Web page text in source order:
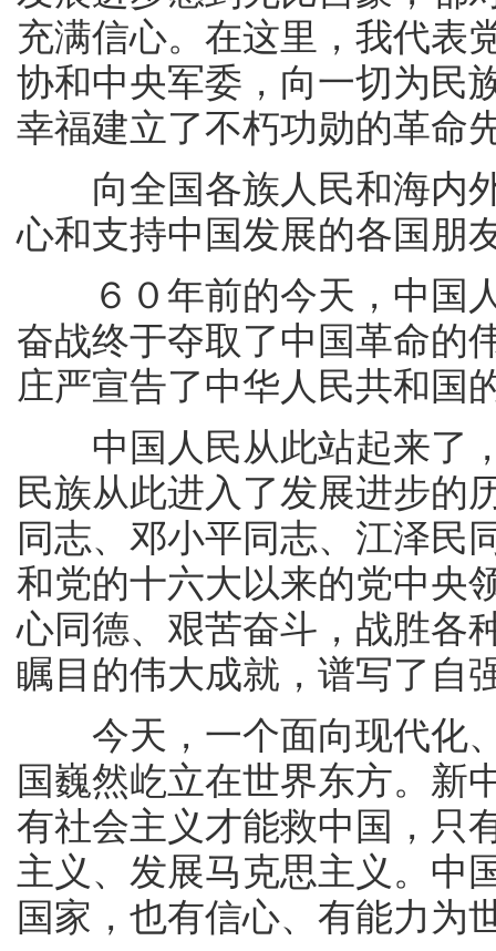
充满信心。在这里，我代表
协和中央军委，向一切为民
幸福建立了不朽功勋的革命
向全国各族人民和海内外
心和支持中国发展的各国朋
６０年前的今天，中国人
奋战终于夺取了中国革命的
庄严宣告了中华人民共和国
中国人民从此站起来了，
民族从此进入了发展进步的
同志、邓小平同志、江泽民
和党的十六大以来的党中央
心同德、艰苦奋斗，战胜各
瞩目的伟大成就，谱写了自
今天，一个面向现代化、
国巍然屹立在世界东方。新
有社会主义才能救中国，只
主义、发展马克思主义。中
国家，也有信心、有能力为